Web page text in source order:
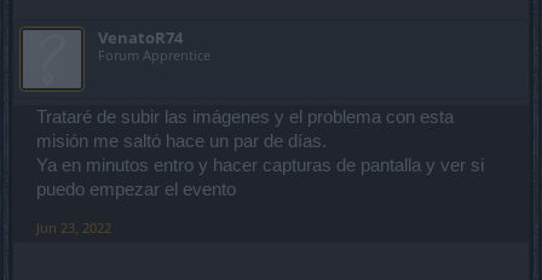
VenatoR74
Forum Apprentice
Trataré de subir las imágenes y el problema con esta
misión me saltó hace un par de días.
Ya en minutos entro y hacer capturas de pantalla y ver si
puedo empezar el evento
Jun 23, 2022